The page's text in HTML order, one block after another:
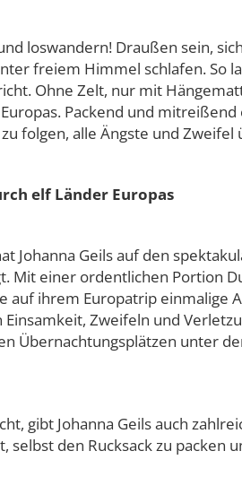
loswandern! Draußen sein,
freiem Himmel schlafen. So
Ohne Zelt, nur mit
Packend und
folgen, alle Ängste und
elf Länder Europas
Johanna Geils auf den
Mit einer ordentlichen Portion
auf ihrem Europatrip
Zweifeln und
Übernachtungsplätzen unter
gibt Johanna Geils auch
selbst den Rucksack zu packen